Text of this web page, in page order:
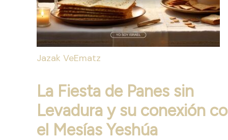
Jazak VeEmatz
La Fiesta de Panes sin
Levadura y su conexión
el Mesías Yeshúa